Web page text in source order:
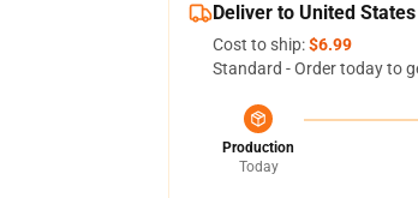
Deliver to United States
Cost to ship:$6.99
Standard - Order today to
Production
Today